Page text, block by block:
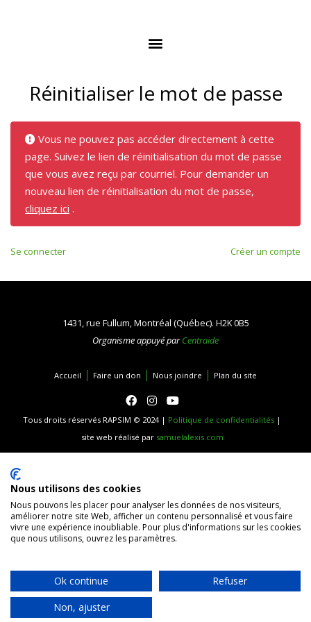
Réinitialiser le mot de passe
Vous ne pouvez pas accéder directement à cette
page. Suivez le lien de réinitialisation du mot de passe
que vous avez reçu par courriel. Pour demander un
nouveau lien de réinitialisation du mot de passe,
cliquez ici .
Se connecter Créer un compte
1431, rue Fullum, Montréal (Québec). H2K 0B5
Organisme appuyé parCentraide
Accueil Faire un don Nous joindre Plan du site
Tous droits réservés RAPSIM © 2024 | Politique de confidentialités |
site web réalisé par samuelalexis.com
Nous utilisons des cookies
Nous pouvons les placer pour analyser les données de nos visiteurs,
améliorer notre site Web, afficher un contenu personnalisé et vous faire
vivre une expérience inoubliable. Pour plus d'informations sur les cookies
que nous utilisons, ouvrez les paramètres.
Ok continue
Refuser
Non, ajuster